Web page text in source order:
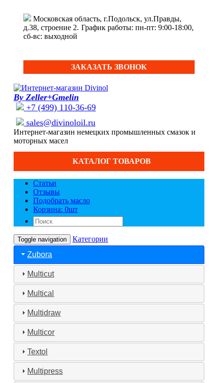
Московская область, г.Подольск, ул.Правды,
д.38, строение 2. График работы: пн-пт: 9:00-18:00,
сб-вс: выходной
ЗАКАЗАТЬ ЗВОНОК
By Zeller+Gmelin
+7 (499) 110-36-69
sales@divinoloil.ru
Интернет-магазин немецких промышленных смазок и
моторных масел
КАТАЛОГ ТОВАРОВ
Статьи
Отзывы
Подобрать масло
Корзина: 0шт
Toggle navigation
Категории
Zubora
Multicut
Multical
Multidraw
Multicor
Textol
Multipress